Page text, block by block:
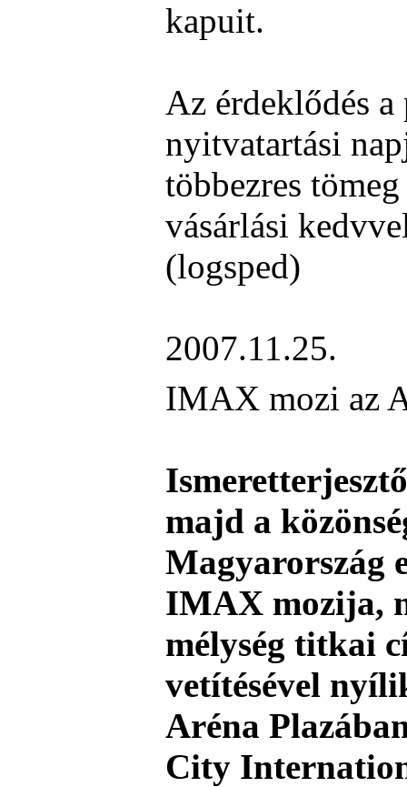
kapuit.
Az érdeklődés
nyitvatartási
többezres
vásárlási
(logsped)
2007.11.25.
IMAX mozi az
majd a
Magyarország
IMAX mozija,
mélység titkai
vetítésével
Aréna
City